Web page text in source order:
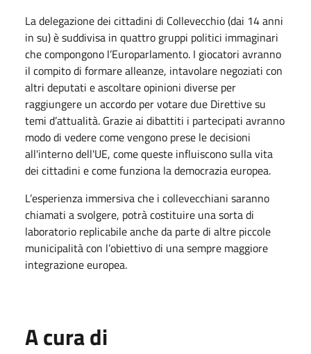
La delegazione dei cittadini di Collevecchio (dai 14 anni
in su) è suddivisa in quattro gruppi politici immaginari
che compongono l’Europarlamento. I giocatori avranno
il compito di formare alleanze, intavolare negoziati con
altri deputati e ascoltare opinioni diverse per
raggiungere un accordo per votare due Direttive su
temi d’attualità. Grazie ai dibattiti i partecipati avranno
modo di vedere come vengono prese le decisioni
all'interno dell'UE, come queste influiscono sulla vita
dei cittadini e come funziona la democrazia europea.
L’esperienza immersiva che i collevecchiani saranno
chiamati a svolgere, potrà costituire una sorta di
laboratorio replicabile anche da parte di altre piccole
municipalità con l’obiettivo di una sempre maggiore
integrazione europea.
A cura di